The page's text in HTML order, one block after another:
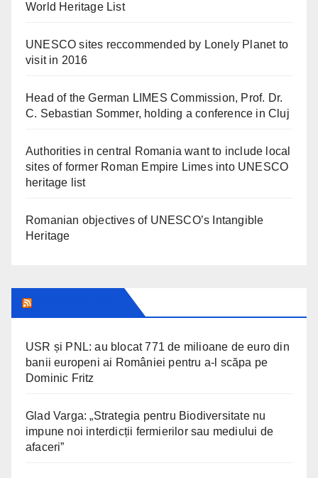
World Heritage List
UNESCO sites reccommended by Lonely Planet to
visit in 2016
Head of the German LIMES Commission, Prof. Dr.
C. Sebastian Sommer, holding a conference in Cluj
Authorities in central Romania want to include local
sites of former Roman Empire Limes into UNESCO
heritage list
Romanian objectives of UNESCO’s Intangible
Heritage
USR și PNL: au blocat 771 de milioane de euro din
banii europeni ai României pentru a-l scăpa pe
Dominic Fritz
Glad Varga: „Strategia pentru Biodiversitate nu
impune noi interdicții fermierilor sau mediului de
afaceri”